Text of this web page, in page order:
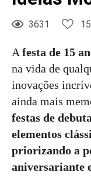
3631 15
A festa de 15
na vida de
inovações
ainda mais
festas de
elementos
priorizando a
aniversariante